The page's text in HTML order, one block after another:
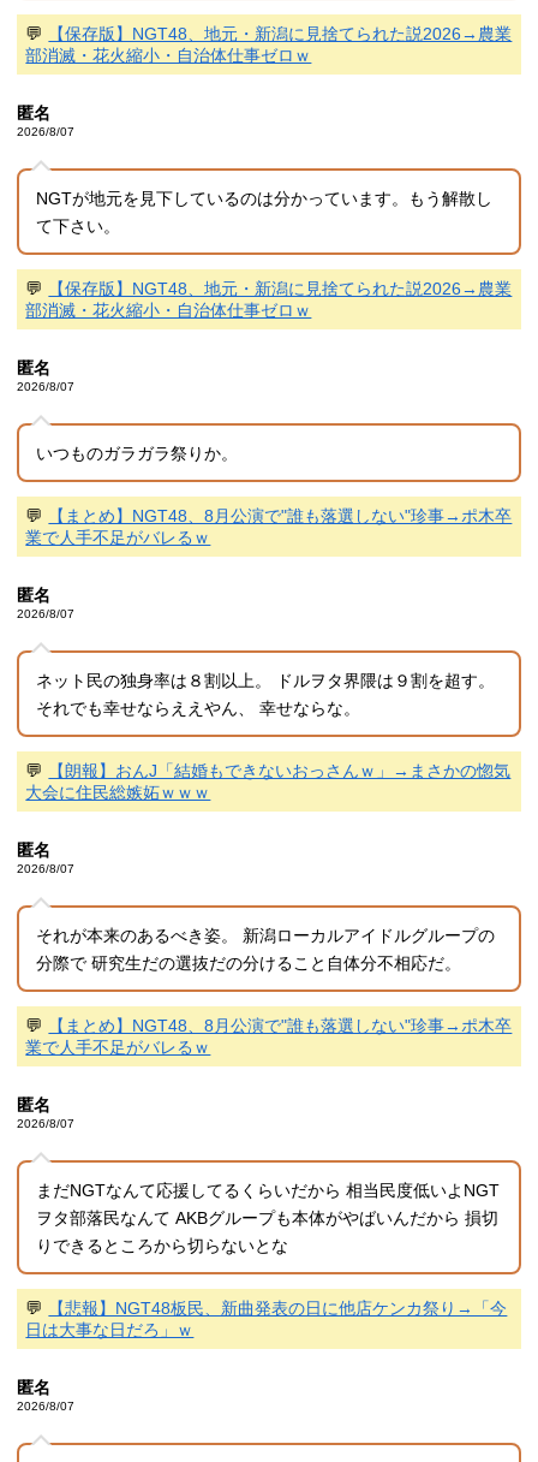
💬
【保存版】NGT48、地元・新潟に見捨てられた説2026→農業
部消滅・花火縮小・自治体仕事ゼロｗ
匿名
2026/8/07
NGTが地元を見下しているのは分かっています。もう解散し
て下さい。
💬
【保存版】NGT48、地元・新潟に見捨てられた説2026→農業
部消滅・花火縮小・自治体仕事ゼロｗ
匿名
2026/8/07
いつものガラガラ祭りか。
💬
【まとめ】NGT48、8月公演で"誰も落選しない"珍事→ポ木卒
業で人手不足がバレるｗ
匿名
2026/8/07
ネット民の独身率は８割以上。 ドルヲタ界隈は９割を超す。
それでも幸せならええやん、 幸せならな。
💬
【朗報】おんJ「結婚もできないおっさんｗ」→まさかの惚気
大会に住民総嫉妬ｗｗｗ
匿名
2026/8/07
それが本来のあるべき姿。 新潟ローカルアイドルグループの
分際で 研究生だの選抜だの分けること自体分不相応だ。
💬
【まとめ】NGT48、8月公演で"誰も落選しない"珍事→ポ木卒
業で人手不足がバレるｗ
匿名
2026/8/07
まだNGTなんて応援してるくらいだから 相当民度低いよNGT
ヲタ部落民なんて AKBグループも本体がやばいんだから 損切
りできるところから切らないとな
💬
【悲報】NGT48板民、新曲発表の日に他店ケンカ祭り→「今
日は大事な日だろ」ｗ
匿名
2026/8/07